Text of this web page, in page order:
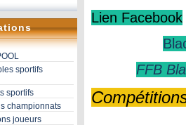
sportifs
sportifs
championnats
joueurs
Lien Facebook
FFB